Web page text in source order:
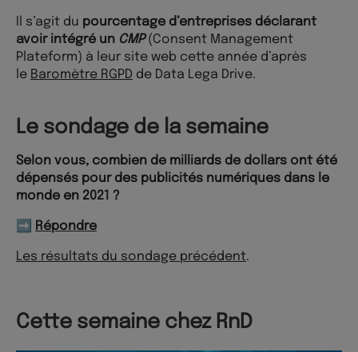
Il s’agit du pourcentage d’entreprises déclarant
avoir intégré un CMP (Consent Management
Plateform) à leur site web cette année d’après
le Baromètre RGPD de Data Lega Drive.
Le sondage de la semaine
Selon vous, combien de milliards de dollars ont été
dépensés pour des publicités numériques dans le
monde en 2021 ?
➡️ Répondre
Les résultats du sondage précédent.
Cette semaine chez RnD